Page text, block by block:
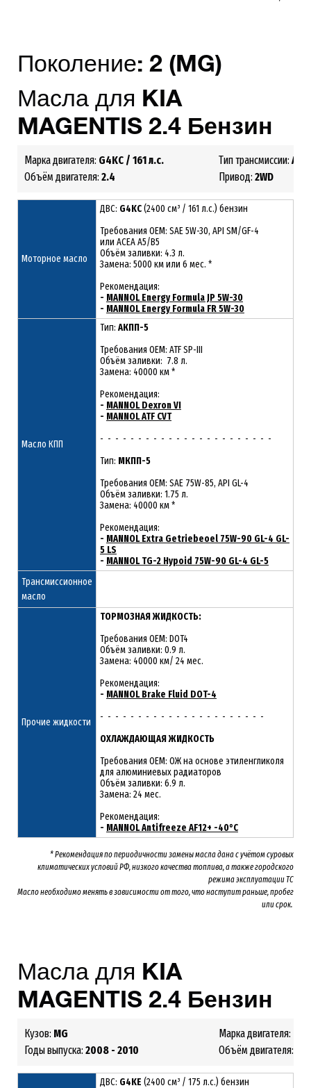
Поколение: 2 (MG)
Масла для KIA
MAGENTIS 2.4 Бензин
Марка двигателя: G4KC / 161 л.с.
Объём двигателя: 2.4
Тип трансмиссии:
Привод: 2WD
Моторное масло
ДВС: G4KC(2400 см³ / 161 л.с.) бензин
Требования ОЕМ: SAE 5W-30, API SM/GF-4
или ACEA A5/B5
Объём заливки: 4.3 л.
Замена: 5000 км или 6 мес. *
Рекомендация:
- MANNOL Energy Formula JP 5W-30
- MANNOL Energy Formula FR 5W-30
Масло КПП
Тип: АКПП-5
Требования OEM: ATF SP-III
Объём заливки: 7.8 л.
Замена: 40000 км *
Рекомендация:
- MANNOL Dexron VI
- MANNOL ATF CVT
- - - - - - - - - - - - - - - - - - - - - - -
Тип: МКПП-5
Требования OEM: SAE 75W-85, API GL-4
Объём заливки: 1.75 л.
Замена: 40000 км *
Рекомендация:
- MANNOL Extra Getriebeoel 75W-90 GL-4 GL-
5 LS
- MANNOL TG-2 Hypoid 75W-90 GL-4 GL-5
Трансмиссионное
масло
Прочие жидкости
ТОРМОЗНАЯ ЖИДКОСТЬ:
Требования OEM: DOT4
Объём заливки: 0.9 л.
Замена: 40000 км/ 24 мес.
Рекомендация:
- MANNOL Brake Fluid DOT-4
- - - - - - - - - - - - - - - - - - - - - -
ОХЛАЖДАЮЩАЯ ЖИДКОСТЬ
Требования OEM: ОЖ на основе этиленгликоля
для алюминиевых радиаторов
Объём заливки: 6.9 л.
Замена: 24 мес.
Рекомендация:
- MANNOL Antifreeze AF12+ -40°C
* Рекомендация по периодичности замены масла дана с учётом суровых
климатических условий РФ, низкого качества топлива, а также городского
режима эксплуатации ТС
Масло необходимо менятьв зависимости от того, что наступит раньше, пробег
или срок.
Масла для KIA
MAGENTIS 2.4 Бензин
Кузов: MG
Годы выпуска: 2008 - 2010
Марка двигателя:
Объём двигателя:
ДВС: G4KE (2400 см³ / 175 л.с.) бензин